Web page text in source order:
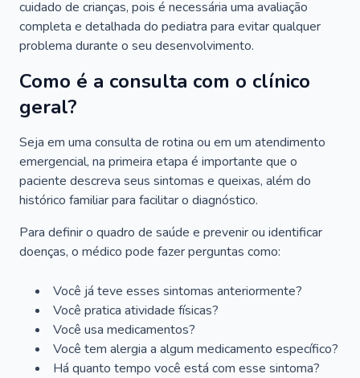
cuidado de crianças, pois é necessária uma avaliação
completa e detalhada do pediatra para evitar qualquer
problema durante o seu desenvolvimento.
Como é a consulta com o clínico
geral?
Seja em uma consulta de rotina ou em um atendimento
emergencial, na primeira etapa é importante que o
paciente descreva seus sintomas e queixas, além do
histórico familiar para facilitar o diagnóstico.
Para definir o quadro de saúde e prevenir ou identificar
doenças, o médico pode fazer perguntas como:
Você já teve esses sintomas anteriormente?
Você pratica atividade físicas?
Você usa medicamentos?
Você tem alergia a algum medicamento específico?
Há quanto tempo você está com esse sintoma?